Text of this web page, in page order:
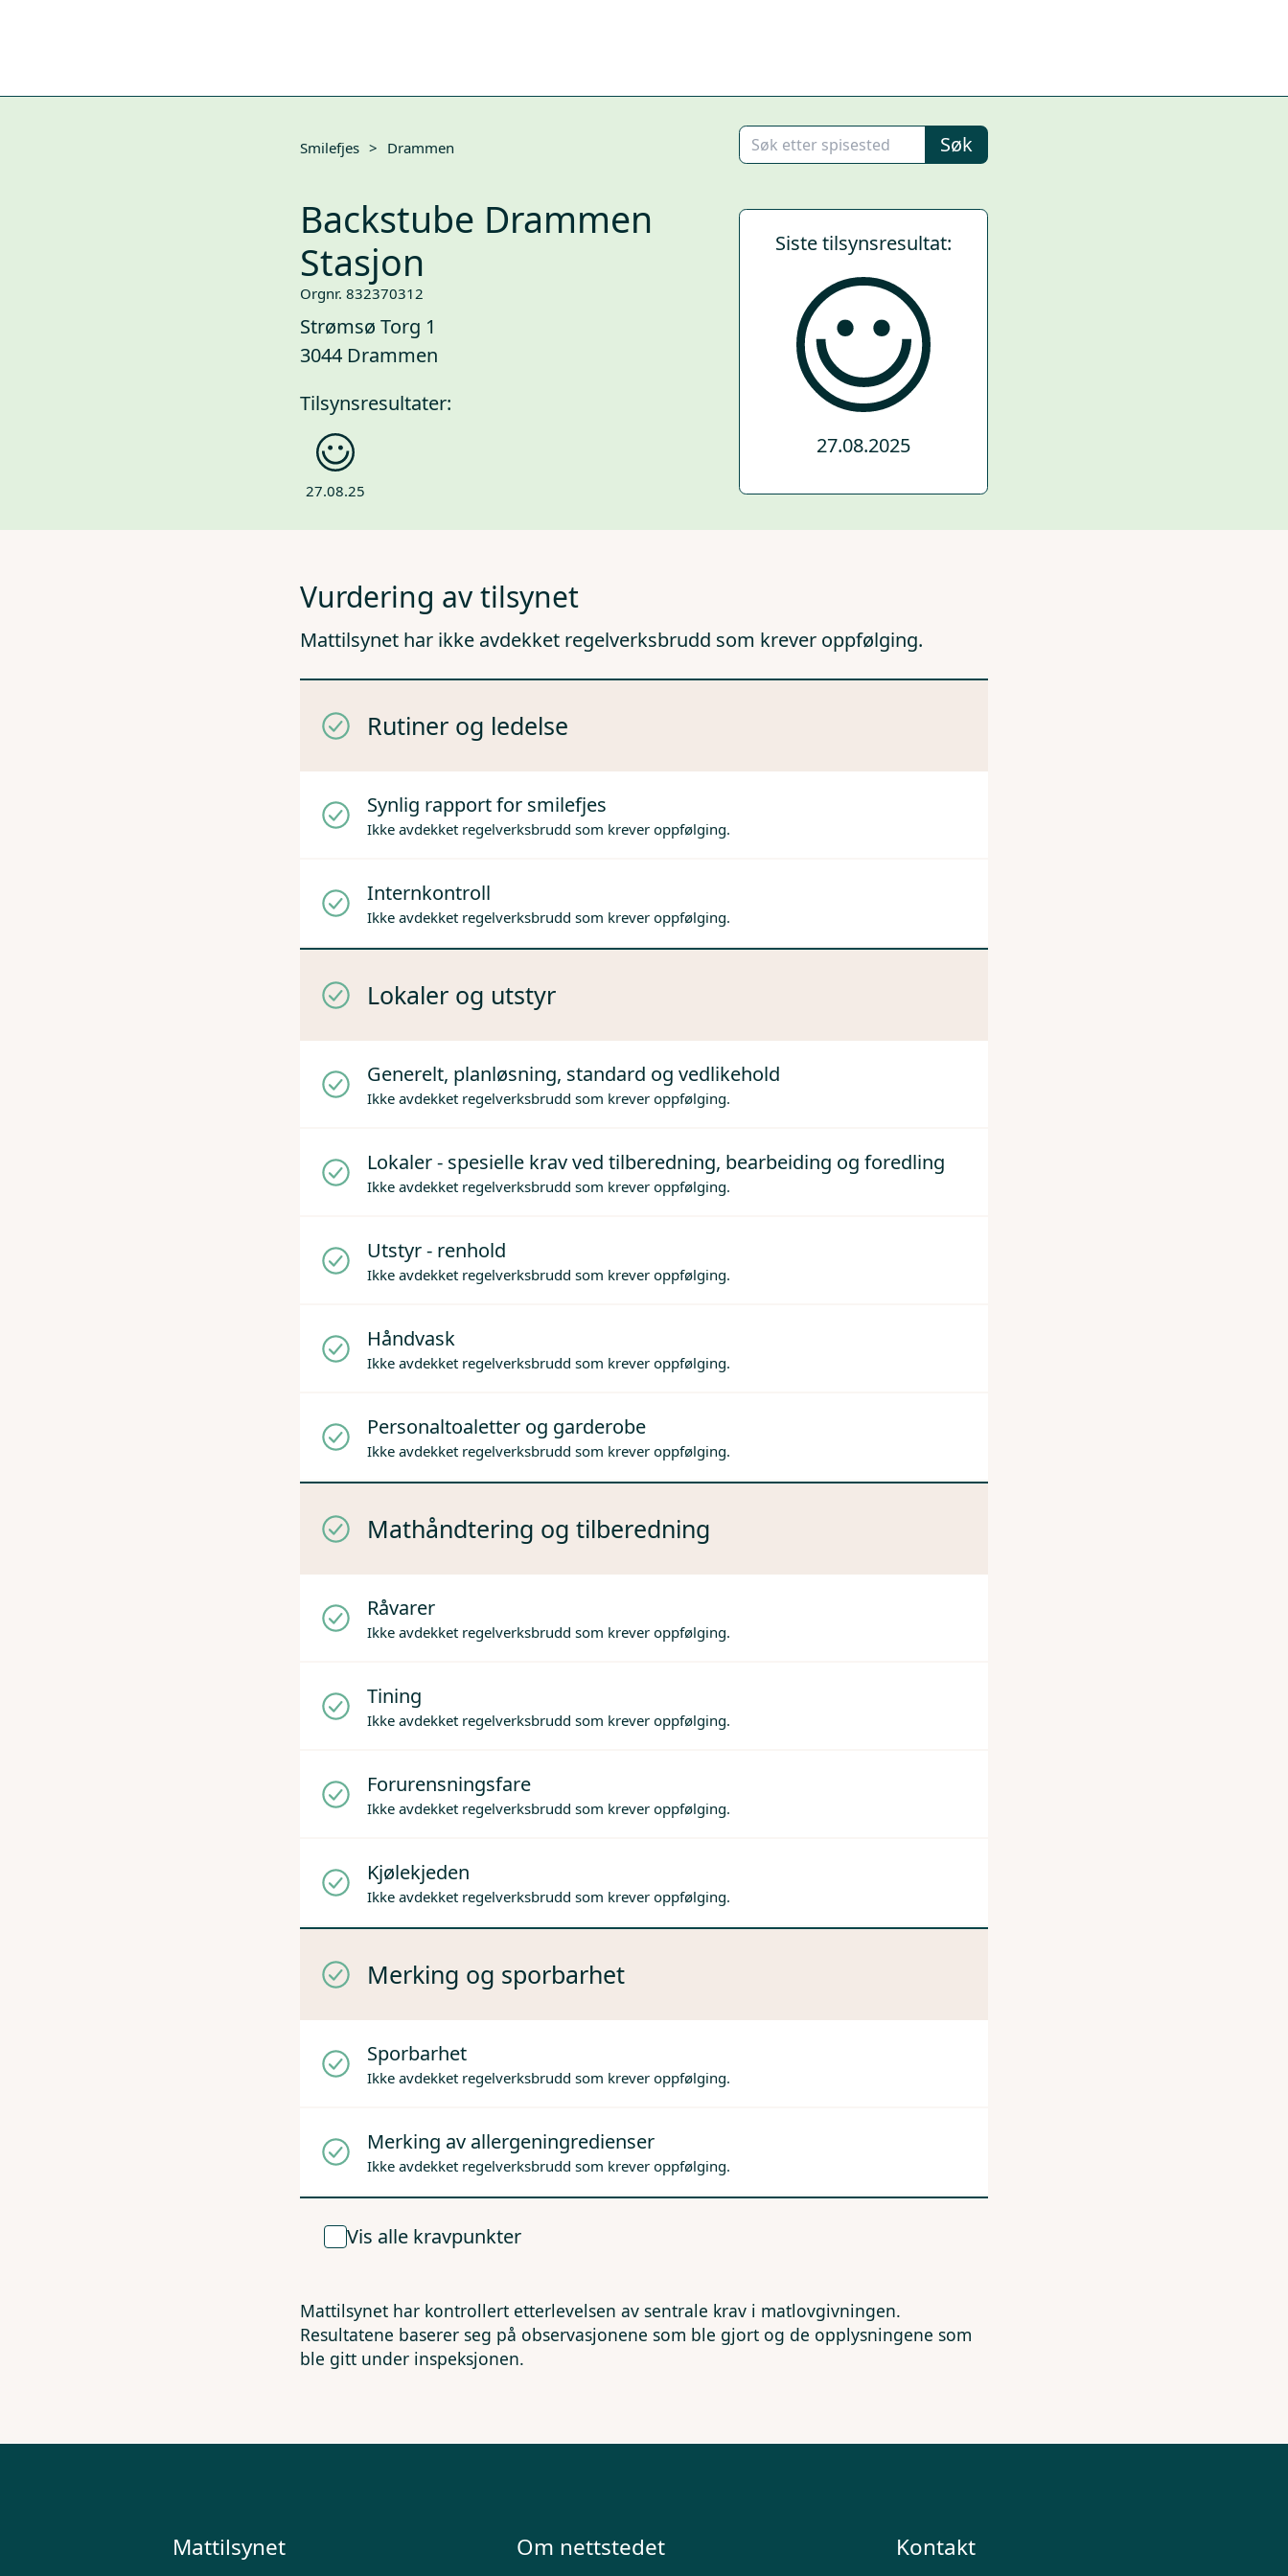
Smilefjes > Drammen Søk
Backstube Drammen
Stasjon
Orgnr. 832370312
Strømsø Torg 1
3044 Drammen
Tilsynsresultater:
27.08.25
Siste tilsynsresultat:
27.08.2025
Vurdering av tilsynet
Mattilsynet har ikke avdekket regelverksbrudd som krever oppfølging.
Rutiner og ledelse
Synlig rapport for smilefjes
Ikke avdekket regelverksbrudd som krever oppfølging.
Internkontroll
Ikke avdekket regelverksbrudd som krever oppfølging.
Lokaler og utstyr
Generelt, planløsning, standard og vedlikehold
Ikke avdekket regelverksbrudd som krever oppfølging.
Lokaler - spesielle krav ved tilberedning, bearbeiding og foredling
Ikke avdekket regelverksbrudd som krever oppfølging.
Utstyr - renhold
Ikke avdekket regelverksbrudd som krever oppfølging.
Håndvask
Ikke avdekket regelverksbrudd som krever oppfølging.
Personaltoaletter og garderobe
Ikke avdekket regelverksbrudd som krever oppfølging.
Mathåndtering og tilberedning
Råvarer
Ikke avdekket regelverksbrudd som krever oppfølging.
Tining
Ikke avdekket regelverksbrudd som krever oppfølging.
Forurensningsfare
Ikke avdekket regelverksbrudd som krever oppfølging.
Kjølekjeden
Ikke avdekket regelverksbrudd som krever oppfølging.
Merking og sporbarhet
Sporbarhet
Ikke avdekket regelverksbrudd som krever oppfølging.
Merking av allergeningredienser
Ikke avdekket regelverksbrudd som krever oppfølging.
Vis alle kravpunkter
Mattilsynet har kontrollert etterlevelsen av sentrale krav i matlovgivningen.
Resultatene baserer seg på observasjonene som ble gjort og de opplysningene som
ble gitt under inspeksjonen.
Mattilsynet Om nettstedet Kontakt